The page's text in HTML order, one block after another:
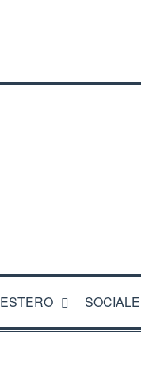
ESTERO SOCIALE